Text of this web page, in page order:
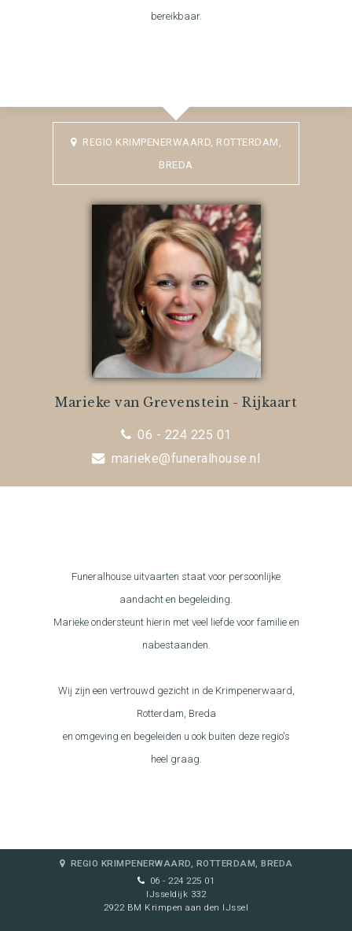
bereikbaar.
REGIO KRIMPENERWAARD, ROTTERDAM,
BREDA
Marieke van Grevenstein - Rijkaart
06 - 224 225 01
marieke@funeralhouse.nl
Funeralhouse uitvaarten staat voor persoonlijke
aandacht en begeleiding.
Marieke ondersteunt hierin met veel liefde voor familie en
nabestaanden.
Wij zijn een vertrouwd gezicht in de Krimpenerwaard,
Rotterdam, Breda
en omgeving en begeleiden u ook buiten deze regio's
heel graag.
REGIO KRIMPENERWAARD, ROTTERDAM, BREDA
06 - 224 225 01
IJsseldijk 332
2922 BM Krimpen aan den IJssel